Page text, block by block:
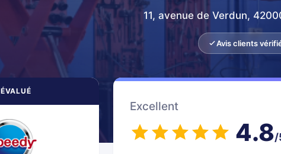
11, avenue de Verdun,
Avis clients
Excellent
4.8/